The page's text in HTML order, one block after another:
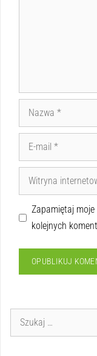
Zapamiętaj
kolejnych